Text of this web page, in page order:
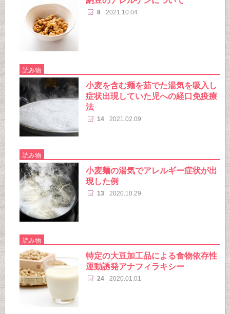
8 2021.10.04
読み物
小麦を含む麺を茹でた湯気を吸入し
症状出現していた児への経口免疫療
法
14 2021.02.09
読み物
小麦麺の湯気でアレルギー症状が出
現した例
13 2020.10.29
読み物
特定の大豆加工品による食物依存性
運動誘発アナフィラキシー
24 2020.01.01